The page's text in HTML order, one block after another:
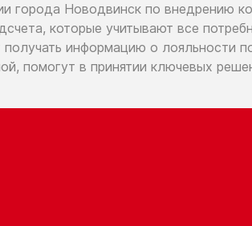
города Новодвинск по внедрению
которые учитывают все
информацию о лояльности
помогут в принятии ключевых